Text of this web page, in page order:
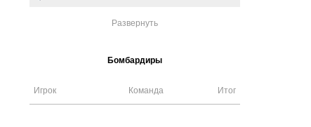
Развернуть
Бомбардиры
Игрок Команда Итог